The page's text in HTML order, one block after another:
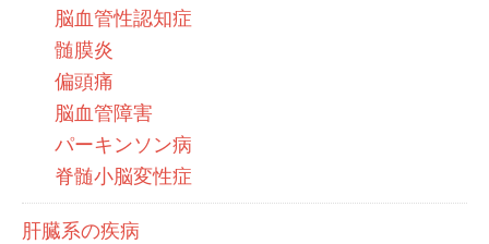
脳血管性認知症
髄膜炎
偏頭痛
脳血管障害
パーキンソン病
脊髄小脳変性症
肝臓系の疾病